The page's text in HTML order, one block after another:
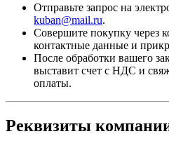
Отправьте запрос на
kuban@mail.ru.
Совершите покупку через
контактные данные и
После обработки вашего
выставит счет с НДС и
оплаты.
Реквизиты